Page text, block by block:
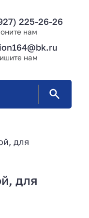
225-26-26
нам
нам
для
для